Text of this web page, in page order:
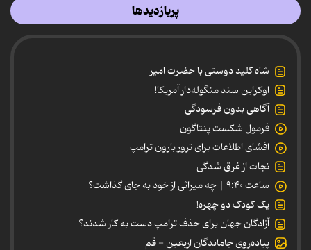
پربازدیدها
شاه کلید دوستی با حضرت امیر
اوکراین سند منگوله‌دار آمریکا!
آگاهی بدون فرسودگی
فرمول شکست پنتاگون
افشای اطلاعات برای ترور بارون ترامپ
نجات از غرق شدگی
ساعت ۹:۴۰ | چه میراثی از خود به جای گذاشت؟
یک کودک دو چهره!
آزادگان جهان برای حذف ترامپ دست به کار شدند؟
پیاده‌روی جاماندگان اربعین - قم